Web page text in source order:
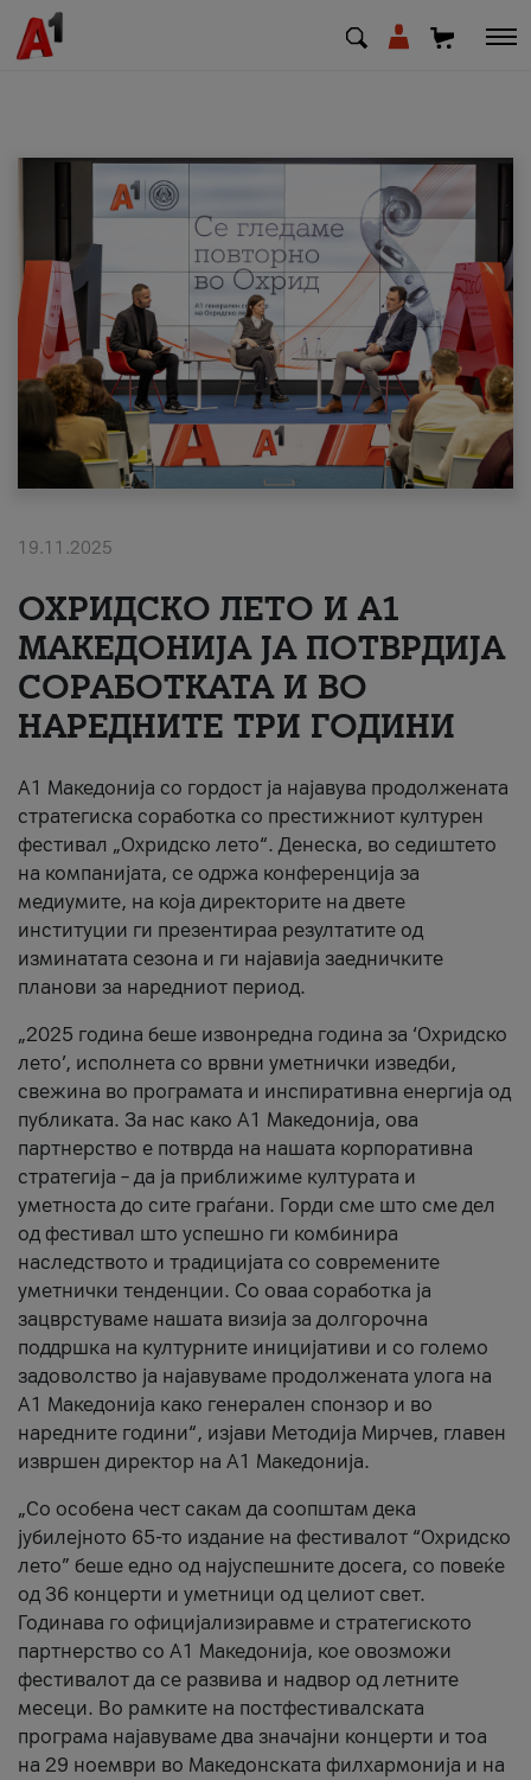
МК SQ
Приватни Деловни
Поддршка
Надополни кредит
#ПодобарОнлајн
19.11.2025
ОХРИДСКО ЛЕТО И A1
МАКЕДОНИЈА ЈА ПОТВРДИЈА
СОРАБОТКАТА И ВО
НАРЕДНИТЕ ТРИ ГОДИНИ
A1 Македонија со гордост ја најавува продолжената
стратегиска соработка со престижниот културен
фестивал „Охридско лето“. Денеска, во седиштето
на компанијата, се одржа конференција за
медиумите, на која директорите на двете
институции ги презентираа резултатите од
изминатата сезона и ги најавија заедничките
планови за наредниот период.
„2025 година беше извонредна година за ‘Охридско
лето’, исполнета со врвни уметнички изведби,
свежина во програмата и инспиративна енергија од
публиката. За нас како A1 Македонија, ова
партнерство е потврда на нашата корпоративна
стратегија – да ја приближиме културата и
уметноста до сите граѓани. Горди сме што сме дел
од фестивал што успешно ги комбинира
наследството и традицијата со современите
уметнички тенденции. Со оваа соработка ја
зацврстуваме нашата визија за долгорочна
поддршка на културните иницијативи и со големо
задоволство ја најавуваме продолжената улога на
A1 Македонија како генерален спонзор и во
наредните години“, изјави Методија Мирчев, главен
извршен директор на A1 Македонија.
„Со особена чест сакам да соопштам дека
јубилејното 65-то издание на фестивалот “Охридско
лето” беше едно од најуспешните досега, со повеќе
од 36 концерти и уметници од целиот свет.
Годинава го официјализиравме и стратегиското
партнерство со А1 Македонија, кое овозможи
фестивалот да се развива и надвор од летните
месеци. Во рамките на постфестивалската
програма најавуваме два значајни концерти и тоа
на 29 ноември во Македонската филхармонија и на